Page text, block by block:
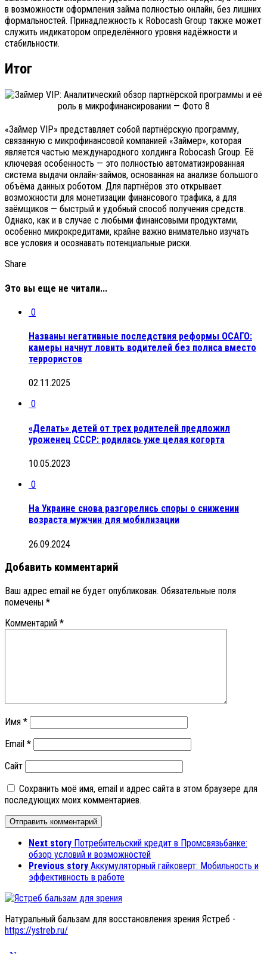
в возможности оформления займа полностью онлайн, без лишних
формальностей. Принадлежность к Robocash Group также может
служить индикатором определённого уровня надёжности и
стабильности.
Итог
«Займер VIP» представляет собой партнёрскую программу,
связанную с микрофинансовой компанией «Займер», которая
является частью международного холдинга Robocash Group. Её
ключевая особенность — это полностью автоматизированная
система выдачи онлайн-займов, основанная на анализе большого
объёма данных роботом. Для партнёров это открывает
возможности для монетизации финансового трафика, а для
заёмщиков — быстрый и удобный способ получения средств.
Однако, как и в случае с любыми финансовыми продуктами,
особенно микрокредитами, крайне важно внимательно изучать
все условия и осознавать потенциальные риски.
Share
Это вы еще не читали...
0
Названы негативные последствия реформы ОСАГО:
камеры начнут ловить водителей без полиса вместо
террористов
02.11.2025
0
«Делать» детей от трех родителей предложил
уроженец СССР: родилась уже целая когорта
10.05.2023
0
На Украине снова разгорелись споры о снижении
возраста мужчин для мобилизации
26.09.2024
Добавить комментарий
Ваш адрес email не будет опубликован. Обязательные поля
помечены *
Комментарий *
Имя *
Email *
Сайт
Сохранить моё имя, email и адрес сайта в этом браузере для
последующих моих комментариев.
Next story Потребительский кредит в Промсвязьбанке:
обзор условий и возможностей
Previous story Аккумуляторный гайковерт: Мобильность и
эффективность в работе
Натуральный бальзам для восстановления зрения Ястреб -
https://ystreb.ru/